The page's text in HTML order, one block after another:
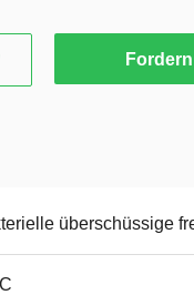
überschüssige